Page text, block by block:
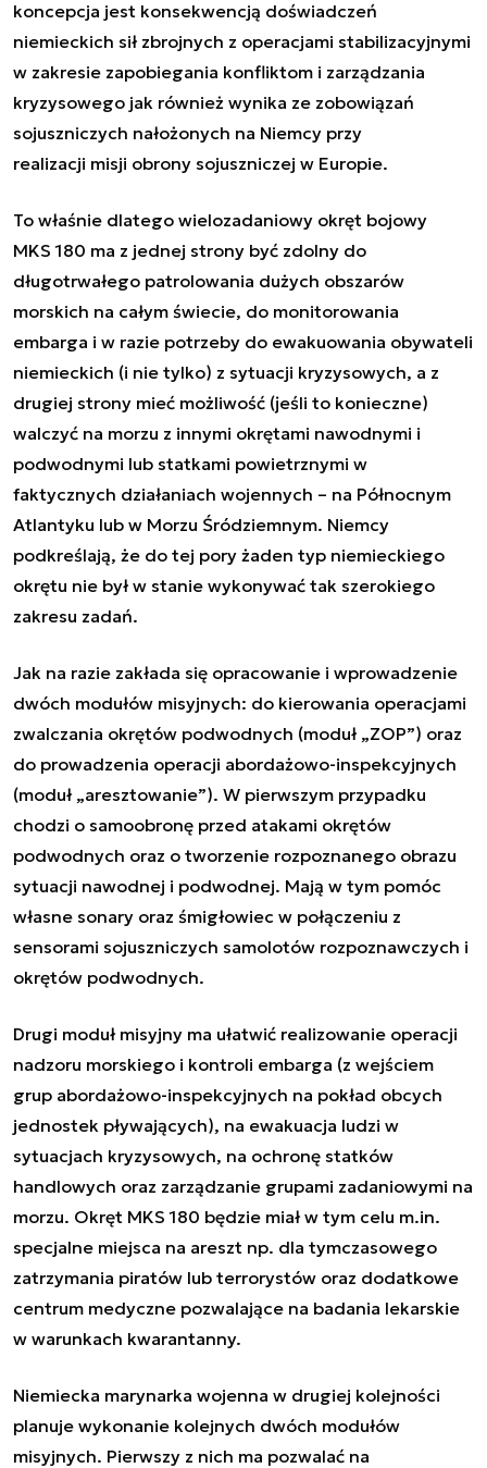
koncepcja jest konsekwencją doświadczeń
niemieckich sił zbrojnych z operacjami stabilizacyjnymi
w zakresie zapobiegania konfliktom i zarządzania
kryzysowego jak również wynika ze zobowiązań
sojuszniczych nałożonych na Niemcy przy
realizacji misji obrony sojuszniczej w Europie.
To właśnie dlatego wielozadaniowy okręt bojowy
MKS 180 ma z jednej strony być zdolny do
długotrwałego patrolowania dużych obszarów
morskich na całym świecie, do monitorowania
embarga i w razie potrzeby do ewakuowania obywateli
niemieckich (i nie tylko) z sytuacji kryzysowych, a z
drugiej strony mieć możliwość (jeśli to konieczne)
walczyć na morzu z innymi okrętami nawodnymi i
podwodnymi lub statkami powietrznymi w
faktycznych działaniach wojennych – na Północnym
Atlantyku lub w Morzu Śródziemnym. Niemcy
podkreślają, że do tej pory żaden typ niemieckiego
okrętu nie był w stanie wykonywać tak szerokiego
zakresu zadań.
Jak na razie zakłada się opracowanie i wprowadzenie
dwóch modułów misyjnych: do kierowania operacjami
zwalczania okrętów podwodnych (moduł „ZOP”) oraz
do prowadzenia operacji abordażowo-inspekcyjnych
(moduł „aresztowanie”). W pierwszym przypadku
chodzi o samoobronę przed atakami okrętów
podwodnych oraz o tworzenie rozpoznanego obrazu
sytuacji nawodnej i podwodnej. Mają w tym pomóc
własne sonary oraz śmigłowiec w połączeniu z
sensorami sojuszniczych samolotów rozpoznawczych i
okrętów podwodnych.
Drugi moduł misyjny ma ułatwić realizowanie operacji
nadzoru morskiego i kontroli embarga (z wejściem
grup abordażowo-inspekcyjnych na pokład obcych
jednostek pływających), na ewakuacja ludzi w
sytuacjach kryzysowych, na ochronę statków
handlowych oraz zarządzanie grupami zadaniowymi na
morzu. Okręt MKS 180 będzie miał w tym celu m.in.
specjalne miejsca na areszt np. dla tymczasowego
zatrzymania piratów lub terrorystów oraz dodatkowe
centrum medyczne pozwalające na badania lekarskie
w warunkach kwarantanny.
Niemiecka marynarka wojenna w drugiej kolejności
planuje wykonanie kolejnych dwóch modułów
misyjnych. Pierwszy z nich ma pozwalać na